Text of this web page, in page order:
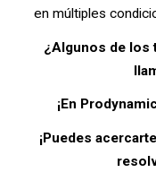
en múltiples
¿Algunos de los
¡En
¡Puedes